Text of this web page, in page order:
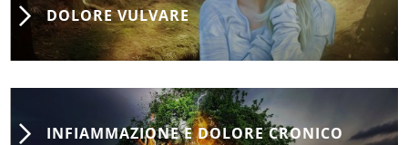
DOLORE VULVARE
INFIAMMAZIONE E DOLORE CRONICO